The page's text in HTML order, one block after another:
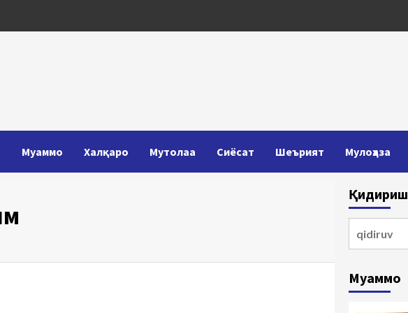
Муаммо Халқаро Мутолаа Сиёсат Шеърият Мулоҳаза
Қидириш
Муаммо